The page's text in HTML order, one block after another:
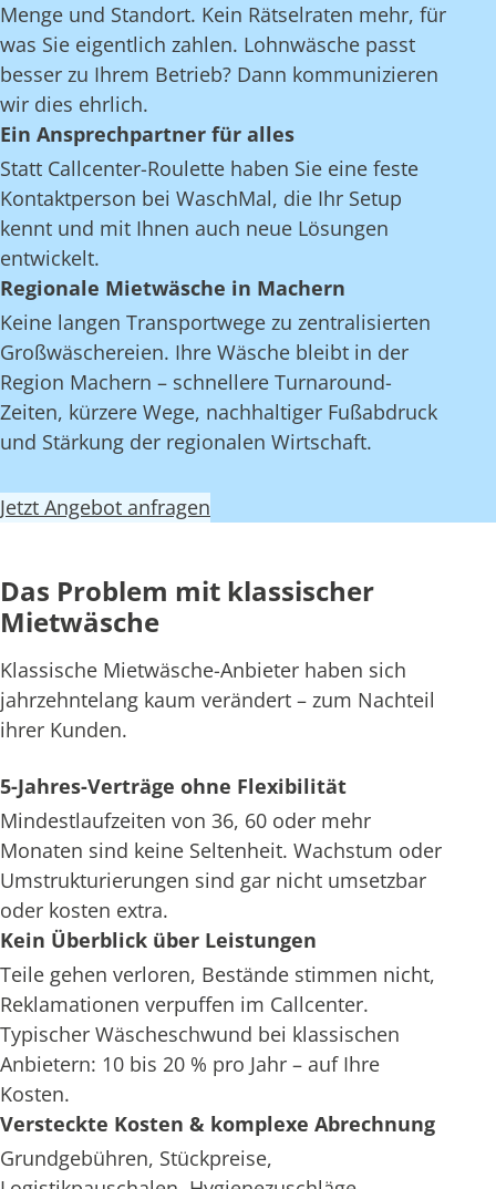
Menge und Standort. Kein Rätselraten mehr, für
was Sie eigentlich zahlen. Lohnwäsche passt
besser zu Ihrem Betrieb? Dann kommunizieren
wir dies ehrlich.
Ein Ansprechpartner für alles
Statt Callcenter-Roulette haben Sie eine feste
Kontaktperson bei WaschMal, die Ihr Setup
kennt und mit Ihnen auch neue Lösungen
entwickelt.
Regionale Mietwäsche in Machern
Keine langen Transportwege zu zentralisierten
Großwäschereien. Ihre Wäsche bleibt in der
Region Machern – schnellere Turnaround-
Zeiten, kürzere Wege, nachhaltiger Fußabdruck
und Stärkung der regionalen Wirtschaft.
Jetzt Angebot anfragen
Das Problem mit klassischer
Mietwäsche
Klassische Mietwäsche-Anbieter haben sich
jahrzehntelang kaum verändert – zum Nachteil
ihrer Kunden.
5-Jahres-Verträge ohne Flexibilität
Mindestlaufzeiten von 36, 60 oder mehr
Monaten sind keine Seltenheit. Wachstum oder
Umstrukturierungen sind gar nicht umsetzbar
oder kosten extra.
Kein Überblick über Leistungen
Teile gehen verloren, Bestände stimmen nicht,
Reklamationen verpuffen im Callcenter.
Typischer Wäscheschwund bei klassischen
Anbietern: 10 bis 20 % pro Jahr – auf Ihre
Kosten.
Versteckte Kosten & komplexe Abrechnung
Grundgebühren, Stückpreise,